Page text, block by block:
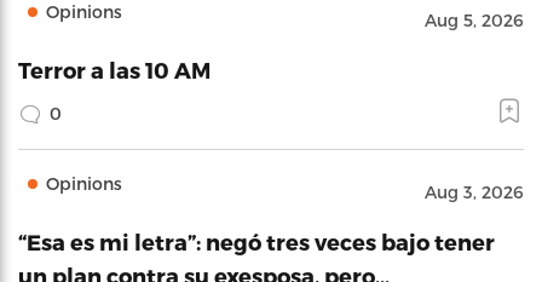
Opinions Aug 5, 2026
Terror a las 10 AM
0
Opinions Aug 3, 2026
“Esa es mi letra”: negó tres veces bajo tener
un plan contra su exesposa, pero…